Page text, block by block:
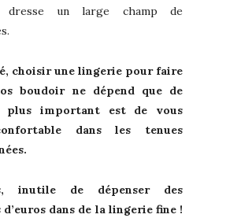
dresse un large champ de
choisir une lingerie pour faire
boudoir ne dépend que de
plus important est de vous
dans les tenues
inutile de dépenser des
d’euros dans de la lingerie fine !